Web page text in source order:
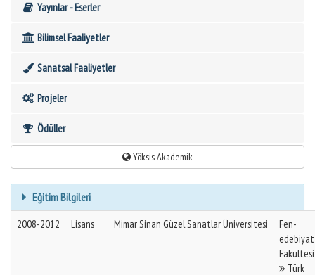
Yayınlar - Eserler
Bilimsel Faaliyetler
Sanatsal Faaliyetler
Projeler
Ödüller
Yöksis Akademik
Eğitim Bilgileri
2008-2012 Lisans Mimar Sinan Güzel Sanatlar Üniversitesi
Fen-
edebiyat
Fakültesi
Türk